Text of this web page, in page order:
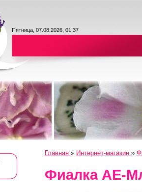
Пятница, 07.08.2026, 01:37
Главная » Интернет-магазин »
Фиалка АЕ-